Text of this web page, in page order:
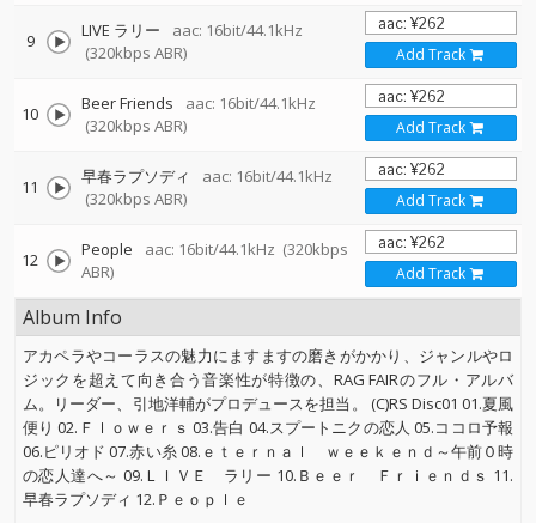
9 LIVE ラリー
aac: 16bit/44.1kHz
(320kbps ABR)
Add Track
10 Beer Friends
aac: 16bit/44.1kHz
(320kbps ABR)
Add Track
11 早春ラプソディ
aac: 16bit/44.1kHz
(320kbps ABR)
Add Track
12 People aac: 16bit/44.1kHz (320kbps
ABR)
Add Track
Album Info
アカペラやコーラスの魅力にますますの磨きがかかり、ジャンルやロ
ジックを超えて向き合う音楽性が特徴の、RAG FAIRのフル・アルバ
ム。リーダー、引地洋輔がプロデュースを担当。 (C)RS Disc01 01.夏風
便り 02.Ｆｌｏｗｅｒｓ 03.告白 04.スプートニクの恋人 05.ココロ予報
06.ピリオド 07.赤い糸 08.ｅｔｅｒｎａｌ ｗｅｅｋｅｎｄ～午前０時
の恋人達へ～ 09.ＬＩＶＥ ラリー 10.Ｂｅｅｒ Ｆｒｉｅｎｄｓ 11.
早春ラプソディ 12.Ｐｅｏｐｌｅ